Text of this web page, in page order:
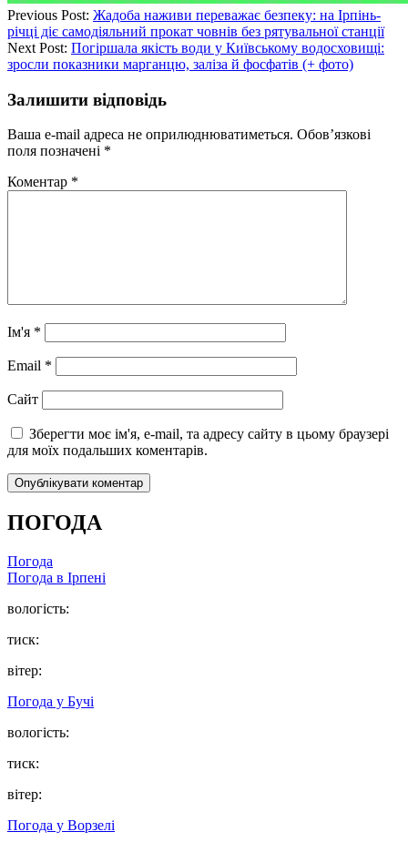
Previous Post: Жадоба наживи переважає безпеку: на Ірпінь-
річці діє самодіяльний прокат човнів без рятувальної станції
Next Post: Погіршала якість води у Київському водосховищі:
зросли показники марганцю, заліза й фосфатів (+ фото)
Залишити відповідь
Ваша e-mail адреса не оприлюднюватиметься. Обов’язкові
поля позначені *
Коментар *
Ім'я *
Email *
Сайт
Зберегти моє ім'я, e-mail, та адресу сайту в цьому браузері
для моїх подальших коментарів.
ПОГОДА
Погода
Погода в Ірпені
вологість:
тиск:
вітер:
Погода у Бучі
вологість:
тиск:
вітер:
Погода у Ворзелі